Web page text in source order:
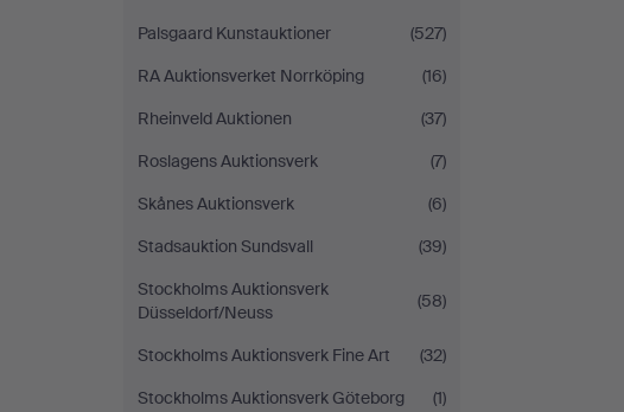
Palsgaard Kunstauktioner
(527)
RA Auktionsverket Norrköping
(16)
Rheinveld Auktionen
(37)
Roslagens Auktionsverk
(7)
Skånes Auktionsverk
(6)
Stadsauktion Sundsvall
(39)
Stockholms Auktionsverk
Düsseldorf/Neuss
(58)
Stockholms Auktionsverk Fine Art
(32)
Stockholms Auktionsverk Göteborg
(1)